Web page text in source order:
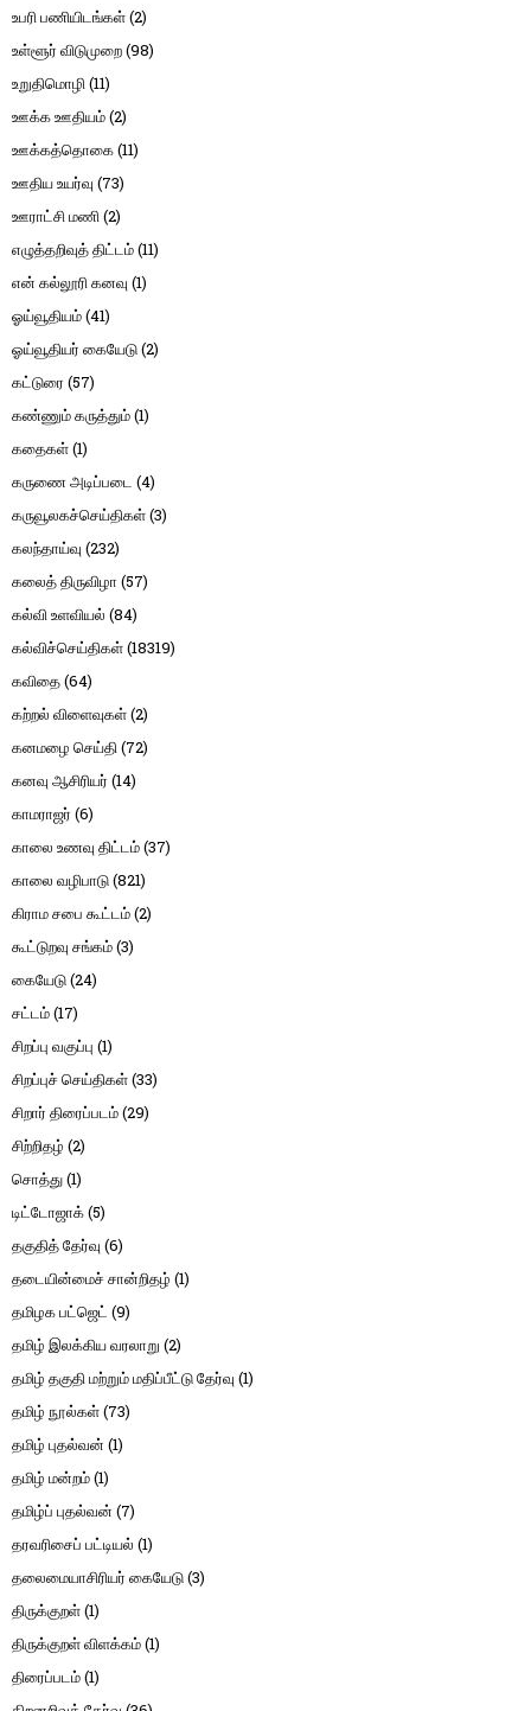
உபரி பணியிடங்கள்(2)
உள்ளூர் விடுமுறை(98)
உறுதிமொழி(11)
ஊக்க ஊதியம்(2)
ஊக்கத்தொகை(11)
ஊதிய உயர்வு (73)
ஊராட்சி மணி(2)
எழுத்தறிவுத் திட்டம்(11)
என் கல்லூரி கனவு (1)
ஓய்வூதியம்(41)
ஓய்வூதியர் கையேடு(2)
கட்டுரை (57)
கண்ணும் கருத்தும்(1)
கதைகள்(1)
கருணை அடிப்படை (4)
கருவூலகச்செய்திகள்(3)
கலந்தாய்வு (232)
கலைத் திருவிழா (57)
கல்வி உளவியல் (84)
கல்விச்செய்திகள்(18319)
கவிதை(64)
கற்றல் விளைவுகள்(2)
கனமழை செய்தி(72)
கனவு ஆசிரியர் (14)
காமராஜர் (6)
காலை உணவு திட்டம்(37)
காலை வழிபாடு(821)
கிராம சபை கூட்டம்(2)
கூட்டுறவு சங்கம்(3)
கையேடு(24)
சட்டம்(17)
சிறப்பு வகுப்பு (1)
சிறப்புச் செய்திகள்(33)
சிறார் திரைப்படம்(29)
சிற்றிதழ் (2)
சொத்து(1)
டிட்டோஜாக்(5)
தகுதித் தேர்வு (6)
தடையின்மைச் சான்றிதழ் (1)
தமிழக பட்ஜெட் (9)
தமிழ் இலக்கிய வரலாறு (2)
தமிழ் தகுதி மற்றும் மதிப்பீட்டு தேர்வு (1)
தமிழ் நூல்கள்(73)
தமிழ் புதல்வன் (1)
தமிழ் மன்றம்(1)
தமிழ்ப் புதல்வன் (7)
தரவரிசைப் பட்டியல் (1)
தலைமையாசிரியர் கையேடு(3)
திருக்குறள்(1)
திருக்குறள் விளக்கம்(1)
திரைப்படம்(1)